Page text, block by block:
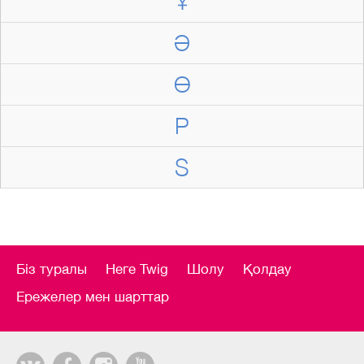
Ә
Ө
P
S
Біз туралы Неге Twig Шолу
Қолдау
Ережелер мен шарттар